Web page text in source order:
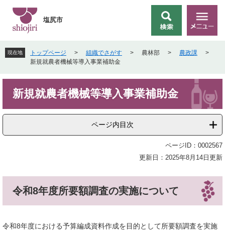
先
頭
す
を
飛
し
文
索
メ
ニ
ー
塩尻市
現在地 トップページ > 組織でさがす > 農林部 > 農政課
>
新規就農者機械等導入事業補助金
新規就農者機械等導入事業補助金
ページ内目次
ページID：0002567
更新日：2025年8月14日更新
令和8年度所要額調査の実施について
令和8年度における予算編成資料作成を目的として所要額調査を実施